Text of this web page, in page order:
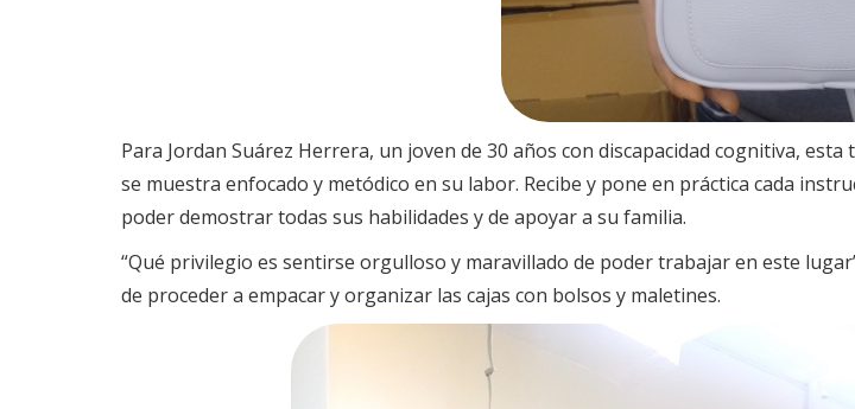
Para Jordan Suárez Herrera, un joven de 30 años con discapacidad cognitiva,
se muestra enfocado y metódico en su labor. Recibe y pone en práctica cada
poder demostrar todas sus habilidades y de apoyar a su familia.
“Qué privilegio es sentirse orgulloso y maravillado de poder trabajar en este
de proceder a empacar y organizar las cajas con bolsos y maletines.